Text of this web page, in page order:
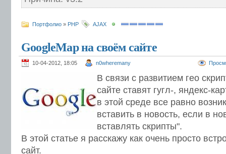
Портфолио » PHP AJAX
GoogleMap на своём сайте
10-04-2012, 18:05 n0wheremany
В связи с развитием гео
сайте ставят гугл-, яндекс-
в этой среде все равно
вставить в новость, если в
вставлять скрипты".
В этой статье я расскажу как очень просто
сайт.